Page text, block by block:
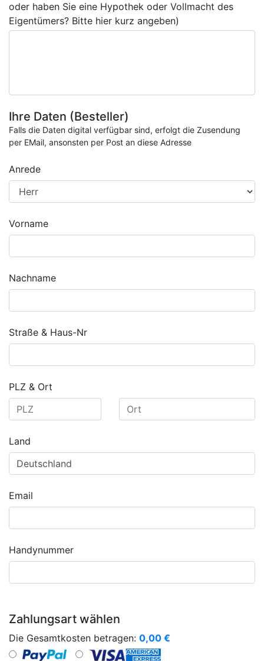
oder haben Sie eine Hypothek oder Vollmacht des
Eigentümers? Bitte hier kurz angeben)
Ihre Daten (Besteller)
Falls die Daten digital verfügbar sind, erfolgt die Zusendung
per EMail, ansonsten per Post an diese Adresse
Anrede
Vorname
Nachname
Straße & Haus-Nr
PLZ & Ort
Land
Email
Handynummer
Zahlungsart wählen
Die Gesamtkosten betragen: 0,00 €